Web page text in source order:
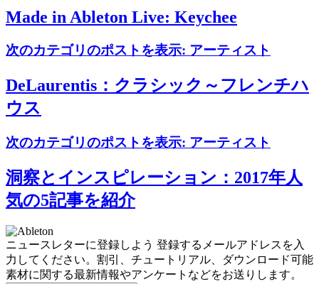
Made in Ableton Live: Keychee
次のカテゴリのポストを表示: アーティスト
DeLaurentis：クラシック～フレンチハ
ウス
次のカテゴリのポストを表示: アーティスト
洞察とインスピレーション：2017年人
気の5記事を紹介
ニュースレターに登録しよう 登録するメールアドレスを入
力してください。割引、チュートリアル、ダウンロード可能
素材に関する最新情報やアンケートなどをお送りします。